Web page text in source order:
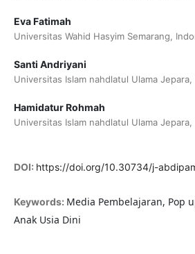
Eva Fatimah
Universitas Wahid Hasyim Semarang,
Santi Andriyani
Universitas Islam nahdlatul Ulama
Hamidatur Rohmah
Universitas Islam nahdlatul Ulama
DOI: https://doi.org/10.30734/j-
Keywords: Media Pembelajaran, Pop
Anak Usia Dini